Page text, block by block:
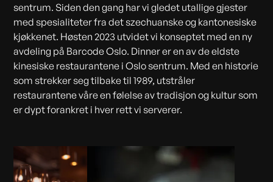
sentrum. Siden den gang har vi gledet utallige gjester
med spesialiteter fra det szechuanske og kantonesiske
kjøkkenet. Høsten 2023 utvidet vi konseptet med en ny
avdeling på Barcode Oslo. Dinner er en av de eldste
kinesiske restaurantene i Oslo sentrum. Med en historie
som strekker seg tilbake til 1989, utstråler
restaurantene våre en følelse av tradisjon og kultur som
er dypt forankret i hver rett vi serverer.